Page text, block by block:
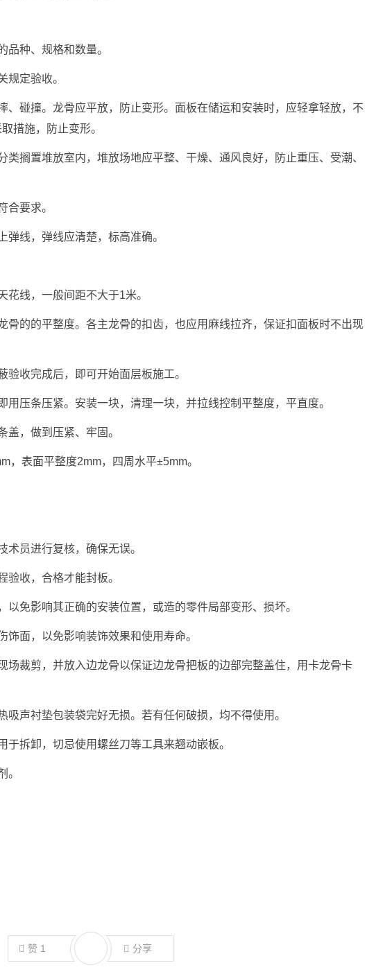
品种、规格和数量。
规定验收。
、碰撞。龙骨应平放，防止变形。面板在储运和安装时，应轻拿轻放，不
措施，防止变形。
类搁置堆放室内，堆放场地应平整、干燥、通风良好，防止重压、受潮、
合要求。
线，弹线应清楚，标高准确。
花线，一般间距不大于1米。
骨的的平整度。各主龙骨的扣齿，也应用麻线拉齐，保证扣面板时不出现
收完成后，即可开始面层板施工。
用压条压紧。安装一块，清理一块，并拉线控制平整度，平直度。
盖，做到压紧、牢固。
，表面平整度2mm，四周水平±5mm。
术员进行复核，确保无误。
验收，合格才能封板。
以免影响其正确的安装位置，或造的零件局部变形、损坏。
面，以免影响装饰效果和使用寿命。
场裁剪，并放入边龙骨以保证边龙骨把板的边部完整盖住，用卡龙骨卡
吸声衬垫包装袋完好无损。若有任何破损，均不得使用。
拆卸，切忌使用螺丝刀等工具来翘动嵌板。
。
赞 1 分享